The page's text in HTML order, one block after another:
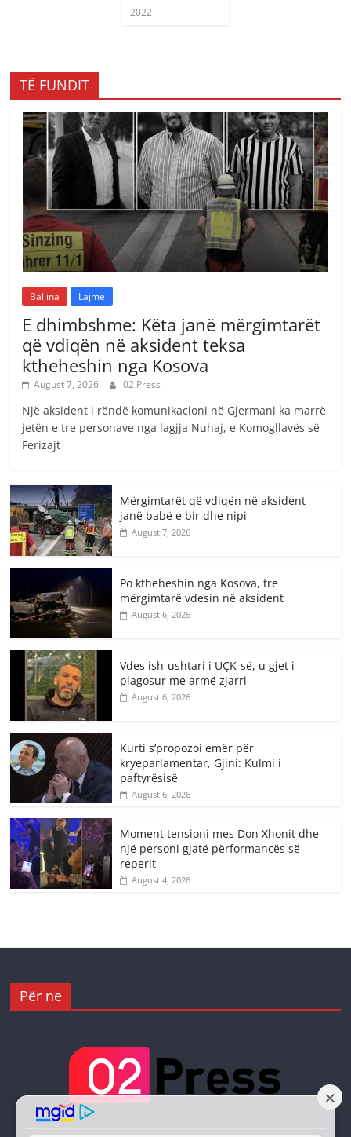
2022
TË FUNDIT
Ballina Lajme
E dhimbshme: Këta janë mërgimtarët
që vdiqën në aksident teksa
ktheheshin nga Kosova
August 7, 2026 02 Press
Një aksident i rëndë komunikacioni në Gjermani ka marrë
jetën e tre personave nga lagjja Nuhaj, e Komogllavës së
Ferizajt
Mërgimtarët që vdiqën në aksident
janë babë e bir dhe nipi
August 7, 2026
Po ktheheshin nga Kosova, tre
mërgimtarë vdesin në aksident
August 6, 2026
Vdes ish-ushtari i UÇK-së, u gjet i
plagosur me armë zjarri
August 6, 2026
Kurti s’propozoi emër për
kryeparlamentar, Gjini: Kulmi i
paftyrësisë
August 6, 2026
Moment tensioni mes Don Xhonit dhe
një personi gjatë përformancës së
reperit
August 4, 2026
Për ne